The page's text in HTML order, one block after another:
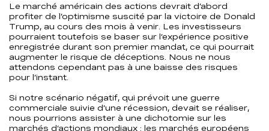
Le marché américain des actions devrait d’abord
profiter de l’optimisme suscité par la victoire de Donald
Trump, au cours des mois à venir. Les investisseurs
pourraient toutefois se baser sur l’expérience positive
enregistrée durant son premier mandat, ce qui pourrait
augmenter le risque de déceptions. Nous ne nous
attendons cependant pas à une baisse des risques
pour l’instant.
Si notre scénario négatif, qui prévoit une guerre
commerciale suivie d’une récession, devait se réaliser,
nous pourrions assister à une dichotomie sur les
marchés d’actions mondiaux : les marchés européens